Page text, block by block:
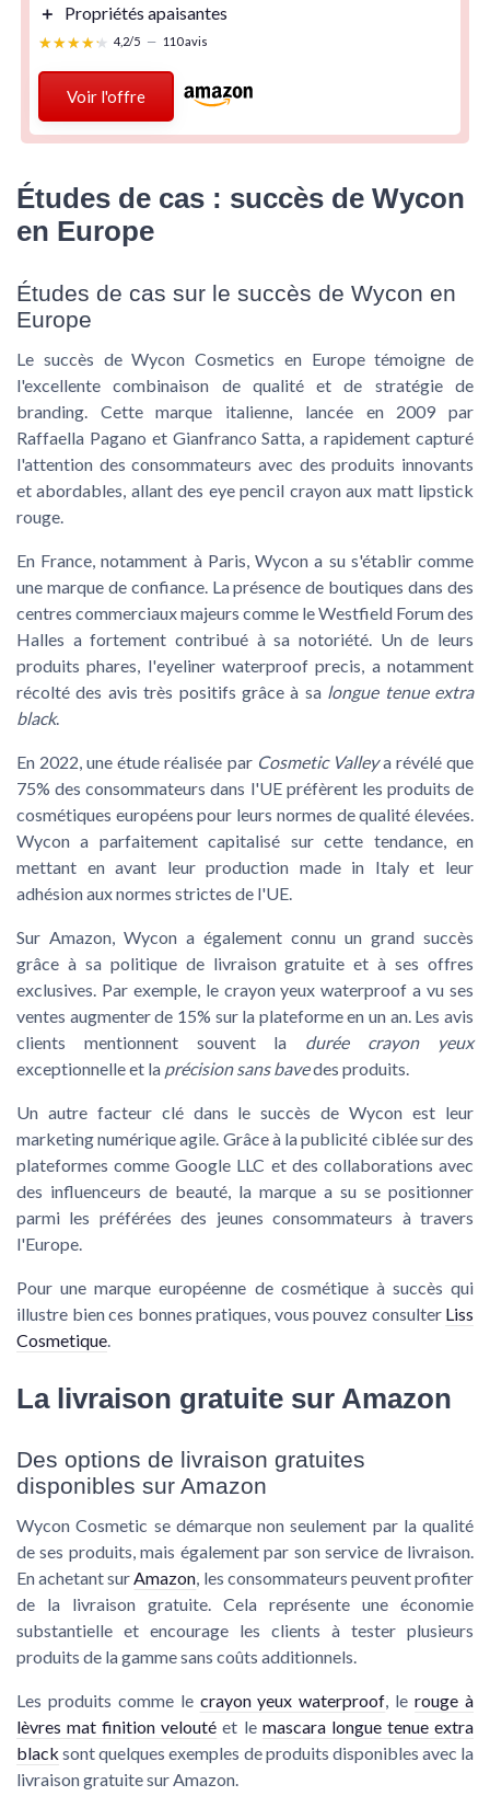
＋
Propriétés apaisantes
★★★★★
★★★★★ 4,2/5 — 110 avis
Voir l'offre
Études de cas : succès de Wycon
en Europe
Études de cas sur le succès de Wycon en
Europe
Le succès de Wycon Cosmetics en Europe témoigne de
l'excellente combinaison de qualité et de stratégie de
branding. Cette marque italienne, lancée en 2009 par
Raffaella Pagano et Gianfranco Satta, a rapidement capturé
l'attention des consommateurs avec des produits innovants
et abordables, allant des eye pencil crayonaux matt lipstick
rouge
En France, notamment à Paris, Wycon a su s'établir comme
une marque de confiance. La présence de boutiques dans des
centres commerciaux majeurs comme leWestfield Forum des
Halles a fortement contribué à sa notoriété. Un de leurs
produits phares, l'eyeliner waterproof precis , a notamment
récolté des avis très positifs grâce à sa longue tenue extra
black.
En 2022, une étude réalisée par Cosmetic Valleya révélé que
75% des consommateurs dans l'UE préfèrent les produits de
cosmétiques européens pour leurs normes de qualité élevées.
Wycon a parfaitement capitalisé sur cette tendance, en
mettant en avant leur production made in Italyet leur
adhésion aux normes strictes de l'UE.
Sur Amazon, Wycon a également connu un grand succès
grâce à sa politique de livraison gratuite et à ses offres
exclusives. Par exemple, le crayon yeux waterproof a vu ses
ventes augmenter de 15% sur la plateforme en un an. Les avis
clients mentionnent souvent la durée crayon yeux
exceptionnelle et la précision sans bavedes produits.
Un autre facteur clé dans le succès de Wycon est leur
marketing numérique agile. Grâce à la publicité ciblée sur des
plateformes commeGoogle LLC et des collaborations avec
des influenceurs de beauté, la marque a su se positionner
parmi les préférées des jeunes consommateurs à travers
l'Europe.
Pour une marque européenne de cosmétique à succès qui
illustre bien ces bonnes pratiques, vous pouvez consulter Liss
Cosmetique
La livraison gratuite sur Amazon
Des options de livraison gratuites
disponibles sur Amazon
Wycon Cosmetic se démarque non seulement par la qualité
de ses produits, mais également par son service de livraison.
En achetant surAmazon, les consommateurs peuvent profiter
de la livraison gratuite. Cela représente une économie
substantielle et encourage les clients à tester plusieurs
produits de la gamme sans coûts additionnels.
Les produits comme le crayon yeux waterproof, lerouge à
lèvres mat finition velouté et le mascara longue tenue extra
black sont quelques exemples de produits disponibles avec la
livraison gratuite sur Amazon.